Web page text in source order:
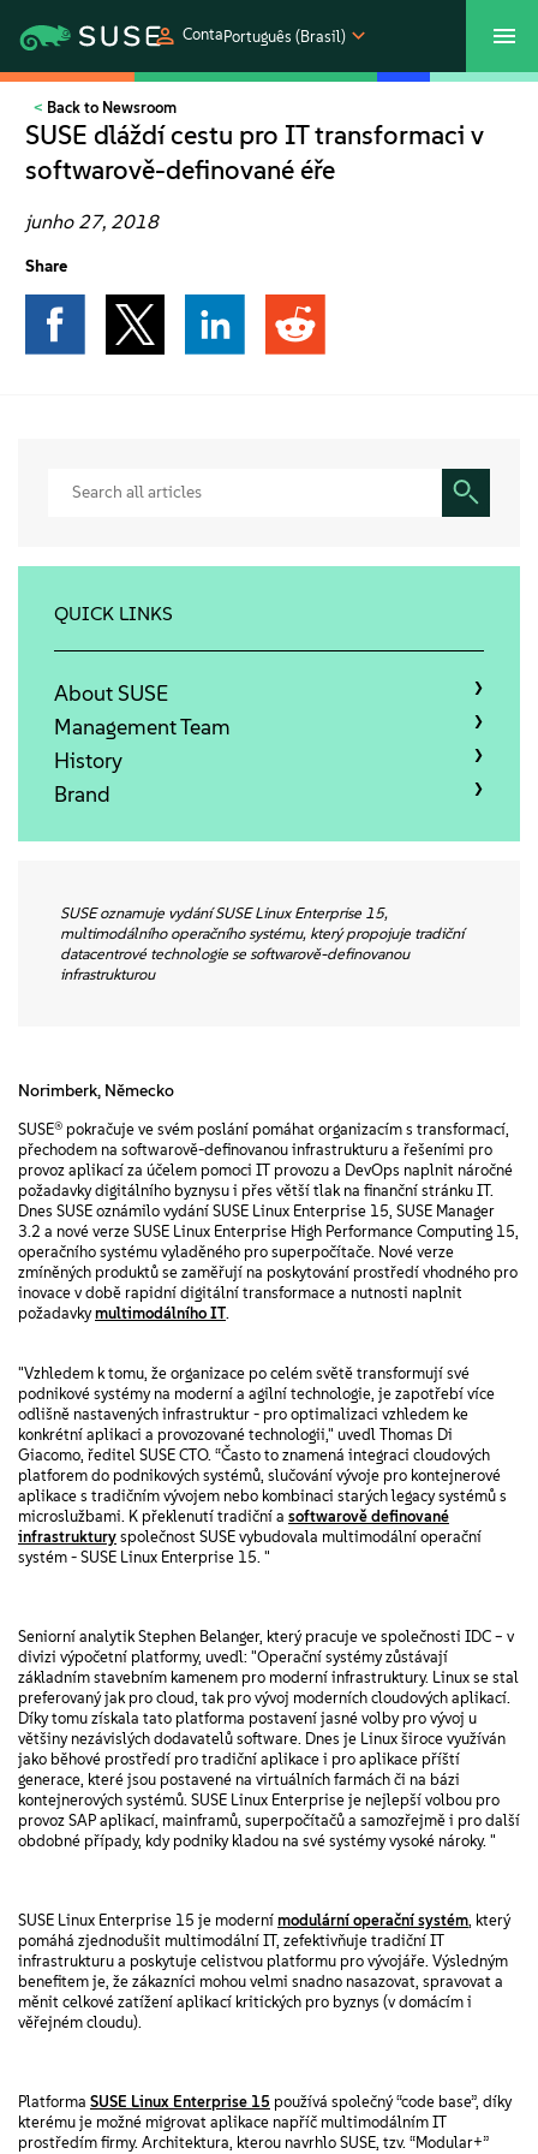
ContaPortuguês (Brasil)
SUSECON 2027
Produtos
Suporte e serviços
Contato
Downloads gratuitos
Back to Newsroom
SUSE dláždí cestu pro IT transformaci v
softwarově-definované éře
junho 27, 2018
Share
SUSE oznamuje vydání SUSE Linux Enterprise 15,
multimodálního operačního systému, který propojuje tradiční
datacentrové technologie se softwarově-definovanou
infrastrukturou
Norimberk, Německo
SUSE® pokračuje ve svém poslání pomáhat organizacím s transformací,
přechodem na softwarově-definovanou infrastrukturu a řešeními pro
provoz aplikací za účelem pomoci IT provozu a DevOps naplnit náročné
požadavky digitálního byznysu i přes větší tlak na finanční stránku IT.
Dnes SUSE oznámilo vydání SUSE Linux Enterprise 15, SUSE Manager
3.2 a nové verze SUSE Linux Enterprise High Performance Computing 15,
operačního systému vyladěného pro superpočítače. Nové verze
zmíněných produktů se zaměřují na poskytování prostředí vhodného pro
inovace v době rapidní digitální transformace a nutnosti naplnit
požadavkymultimodálního IT.
"Vzhledem k tomu, že organizace po celém světě transformují své
podnikové systémy na moderní a agilní technologie, je zapotřebí více
odlišně nastavených infrastruktur - pro optimalizaci vzhledem ke
konkrétní aplikaci a provozované technologii," uvedl Thomas Di
Giacomo, ředitel SUSE CTO. “Často to znamená integraci cloudových
platforem do podnikových systémů, slučování vývoje pro kontejnerové
aplikace s tradičním vývojem nebo kombinaci starých legacy systémů s
microslužbami. K překlenutí tradiční a softwarově definované
infrastruktury společnost SUSE vybudovala multimodální operační
systém - SUSE Linux Enterprise 15. "
Seniorní analytik Stephen Belanger, který pracuje ve společnosti IDC – v
divizi výpočetní platformy, uvedl: "Operační systémy zůstávají
základním stavebním kamenem pro moderní infrastruktury. Linux se stal
preferovaný jak pro cloud, tak pro vývoj moderních cloudových aplikací.
Díky tomu získala tato platforma postavení jasné volby pro vývoj u
většiny nezávislých dodavatelů software. Dnes je Linux široce využíván
jako běhové prostředí pro tradiční aplikace i pro aplikace příští
generace, které jsou postavené na virtuálních farmách či na bázi
kontejnerových systémů. SUSE Linux Enterprise je nejlepší volbou pro
provoz SAP aplikací, mainframů, superpočítačů a samozřejmě i pro další
obdobné případy, kdy podniky kladou na své systémy vysoké nároky. "
SUSE Linux Enterprise 15 je moderní modulární operační systém, který
pomáhá zjednodušit multimodální IT, zefektivňuje tradiční IT
infrastrukturu a poskytuje celistvou platformu pro vývojáře. Výsledným
benefitem je, že zákazníci mohou velmi snadno nasazovat, spravovat a
měnit celkové zatížení aplikací kritických pro byznys (v domácím i
věřejném cloudu).
Platforma SUSE Linux Enterprise 15 používá společný “code base”, díky
kterému je možné migrovat aplikace napříč multimodálním IT
prostředím firmy. Architektura, kterou navrhlo SUSE, tzv. “Modular+”
QUICK LINKS
About SUSE
Management Team
History
Brand